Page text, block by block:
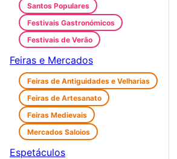
Santos Populares
Festivais Gastronómicos
Festivais de Verão
Feiras e Mercados
Feiras de Antiguidades e Velharias
Feiras de Artesanato
Feiras Medievais
Mercados Saloios
Espetáculos